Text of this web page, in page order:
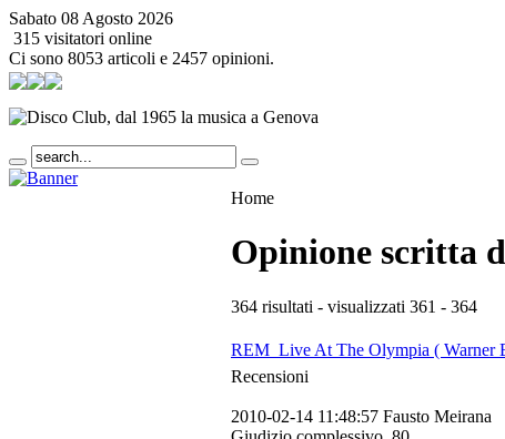
Sabato 08 Agosto 2026
315 visitatori online
Ci sono 8053 articoli e 2457 opinioni.
Home
Opinione scritta
364 risultati - visualizzati 361 - 364
REM  Live At The Olympia ( Warner
Recensioni
2010-02-14 11:48:57 Fausto Meirana